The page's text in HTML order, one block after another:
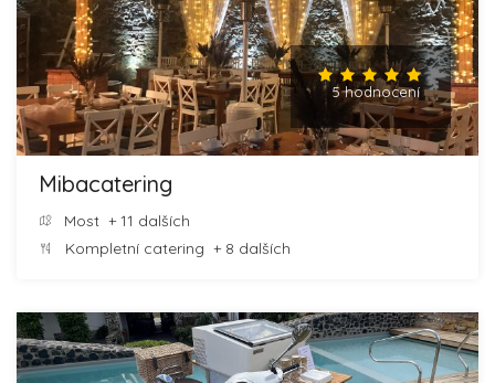
5 hodnocení
Mibacatering
Most + 11 dalších
Kompletní catering + 8 dalších